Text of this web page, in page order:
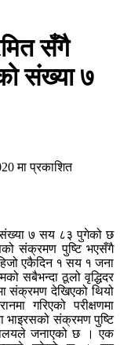
सँगै
संख्या ७
मा प्रकाशित
संख्या ७ सय ८३ पुगेको छ
संक्रमण पुष्टि भएसँगै
एकैदिन १ सय १ जना
सबैभन्दा ठूलो वृद्धिदर
संक्रमण देखिएको थियो
गरिएको परीक्षणमा
भाइरसको संक्रमण पुष्टि
जनाएको छ । एक